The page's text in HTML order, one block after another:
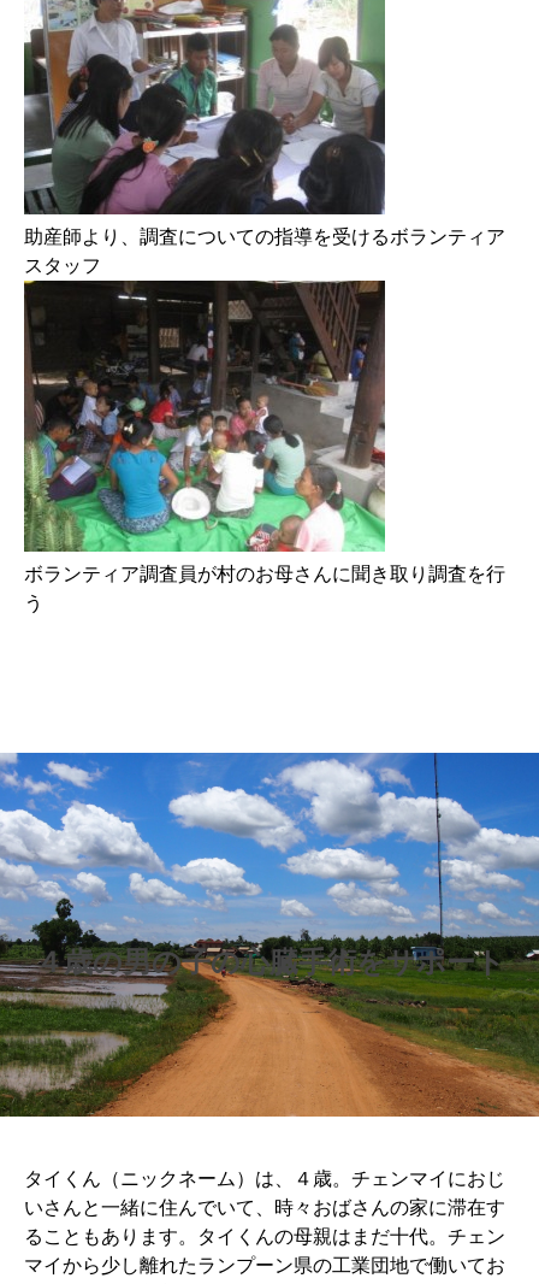
助産師より、調査についての指導を受けるボランティア
スタッフ
ボランティア調査員が村のお母さんに聞き取り調査を行
う
４歳の男の子の心臓手術をサポート
タイくん（ニックネーム）は、４歳。チェンマイにおじ
いさんと一緒に住んでいて、時々おばさんの家に滞在す
ることもあります。タイくんの母親はまだ十代。チェン
マイから少し離れたランプーン県の工業団地で働いてお